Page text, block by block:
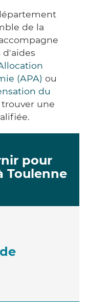
de la
d'aides
(APA) ou
du
une
pour
Toulenne